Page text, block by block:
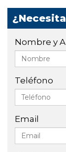
Nombre y
Teléfono
Email